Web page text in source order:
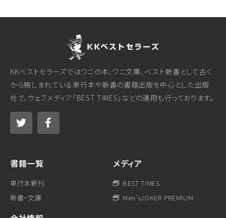
KKベストセラーズではワニの本、ワニ文庫、ベスト新書として古く
から親しまれている単行本や新書の書籍出版を中心とした出版
社で、ウェブメディア「BEST TiMES」などの運用も行っております。
書籍一覧
単行本新刊
新書・文庫
メディア
BEST TiMES
Men'sJOKER PREMIUM